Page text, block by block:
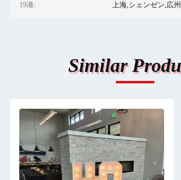
19港: 上海,シェンゼン,広
Similar